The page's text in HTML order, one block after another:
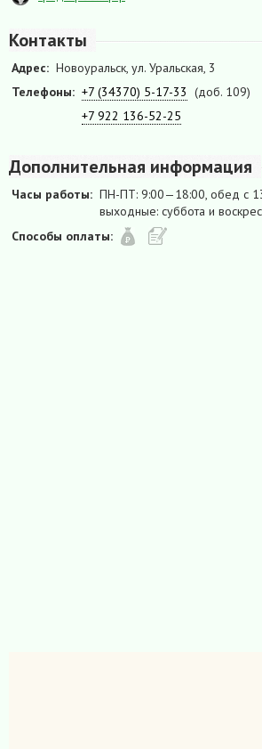
Контакты
Адрес: Новоуральск, ул. Уральская, 3
Телефоны: +7 (34370) 5-17-33 (доб. 109)
+7 922 136-52-25
Дополнительная информация
Часы работы: ПН-ПТ: 9:00—18:00, обед с
выходные: суббота и
Способы оплаты: